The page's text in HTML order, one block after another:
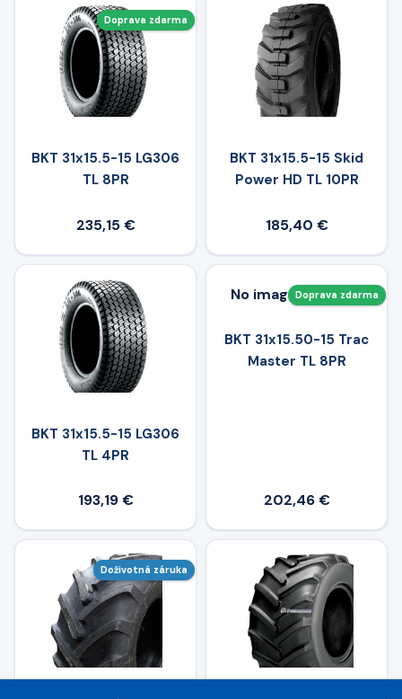
Doprava zdarma
BKT 31x15.5-15 LG306
TL 8PR
235,15 €
BKT 31x15.5-15 Skid
Power HD TL 10PR
185,40 €
BKT 31x15.5-15 LG306
TL 4PR
193,19 €
No image available
Doprava zdarma
BKT 31x15.50-15 Trac
Master TL 8PR
202,46 €
Doživotná záruka